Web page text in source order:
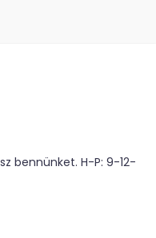
bennünket. H-P: 9-12-